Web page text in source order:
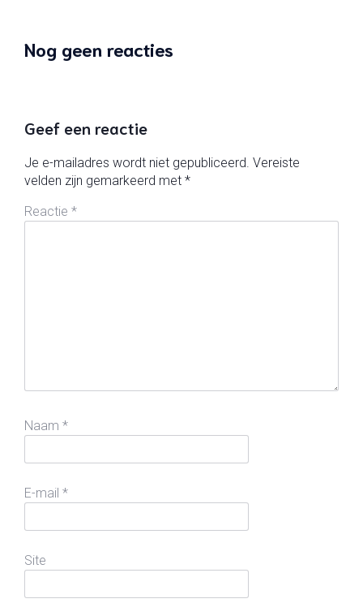
Nog geen reacties
Geef een reactie
Je e-mailadres wordt niet gepubliceerd. Vereiste
velden zijn gemarkeerd met *
Reactie *
Naam *
E-mail *
Site